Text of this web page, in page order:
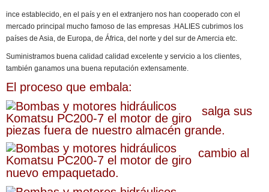
ince establecido, en el país y en el extranjero nos han cooperado con el
mercado principal mucho famoso de las empresas .HALIES cubrimos los
países de Asia, de Europa, de África, del norte y del sur de Amercia etc.
Suministramos buena calidad calidad excelente y servicio a los clientes,
también ganamos una buena reputación extensamente.
El proceso que embala:
salgasus
piezas fuera de nuestro almacén grande.
cambio al
nuevo empaquetado.